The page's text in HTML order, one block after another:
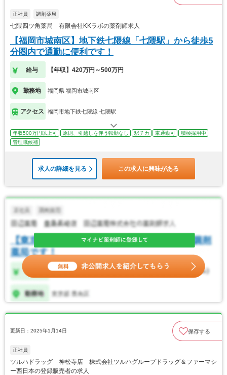
正社員 調剤薬局
七隈四ツ角薬局 有限会社KKラボの薬剤師求人
【福岡市城南区】地下鉄七隈線「七隈駅」から徒歩5
分圏内で通勤に便利です！
給与 【年収】420万円～500万円
勤務地 福岡県 福岡市城南区
アクセス 福岡市地下鉄七隈線 七隈駅
年収500万円以上可 原則、引越しを伴う転勤なし 駅チカ 車通勤可
積極採用中
管理職候補
求人の詳細を見る この求人に興味がある
更新日：2025年1月14日 保存する
正社員
ツルハドラッグ 神松寺店 株式会社ツルハグループドラッグ＆ファーマシ
ー西日本の登録販売者の求人